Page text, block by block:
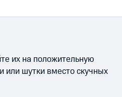
их на положительную
или шутки вместо скучных